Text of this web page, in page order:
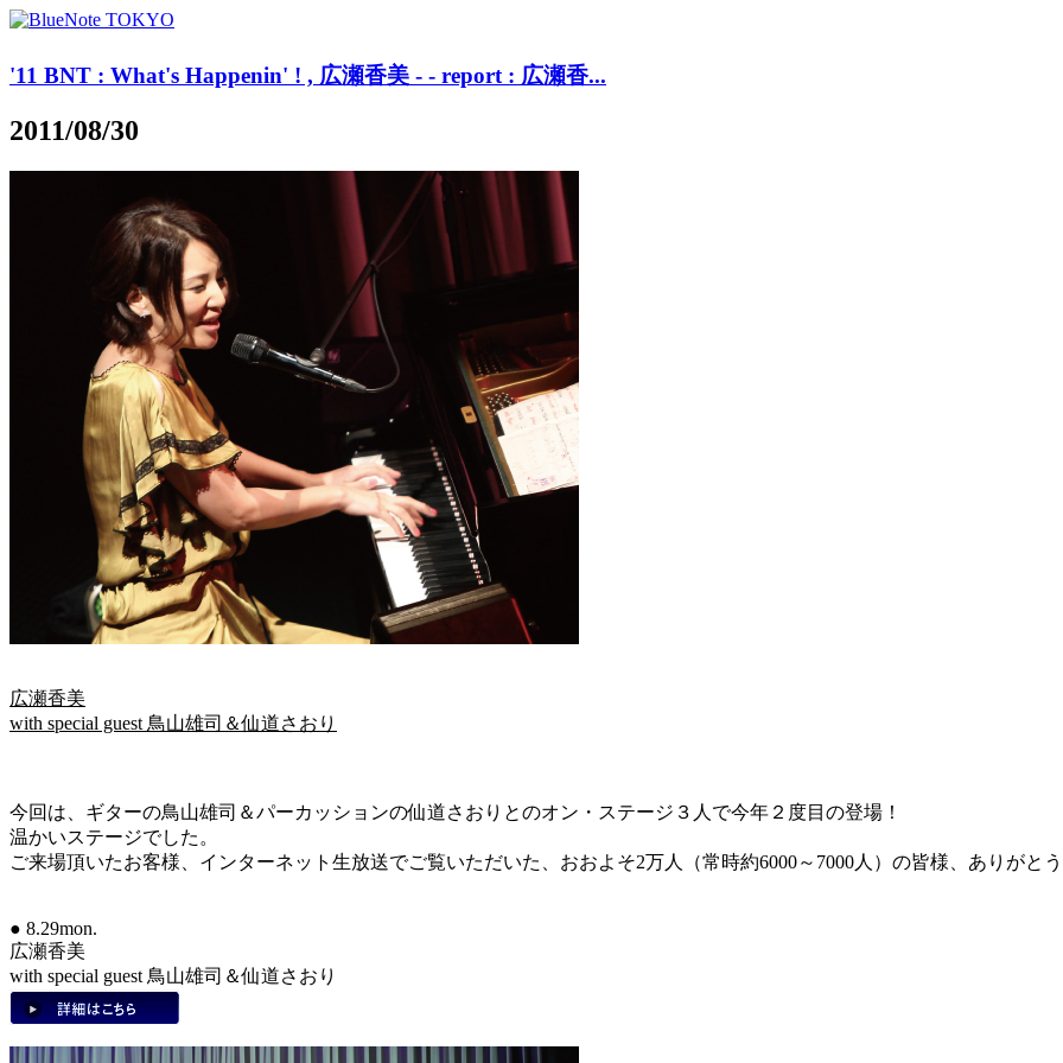
'11 BNT : What's Happenin' ! , 広瀬香美 - - report : 広瀬香...
2011/08/30
広瀬香美
with special guest 鳥山雄司＆仙道さおり
今回は、ギターの鳥山雄司＆パーカッションの仙道さおりとのオン・ステージ３人で今年２度目の登場！
温かいステージでした。
ご来場頂いたお客様、インターネット生放送でご覧いただいた、おおよそ2万人（常時約6000～7000人）の皆様、ありがとう
● 8.29mon.
広瀬香美
with special guest 鳥山雄司＆仙道さおり